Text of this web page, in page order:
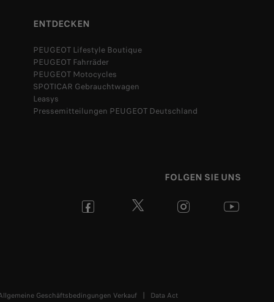
ENTDECKEN
PEUGEOT Lifestyle Boutique
PEUGEOT Fahrräder
PEUGEOT Motocycles
SPOTICAR Gebrauchtwagen
Leasys
Pressemitteilungen PEUGEOT Deutschland
FOLGEN SIE UNS
Geschäftsbedingungen Verkauf Data Act